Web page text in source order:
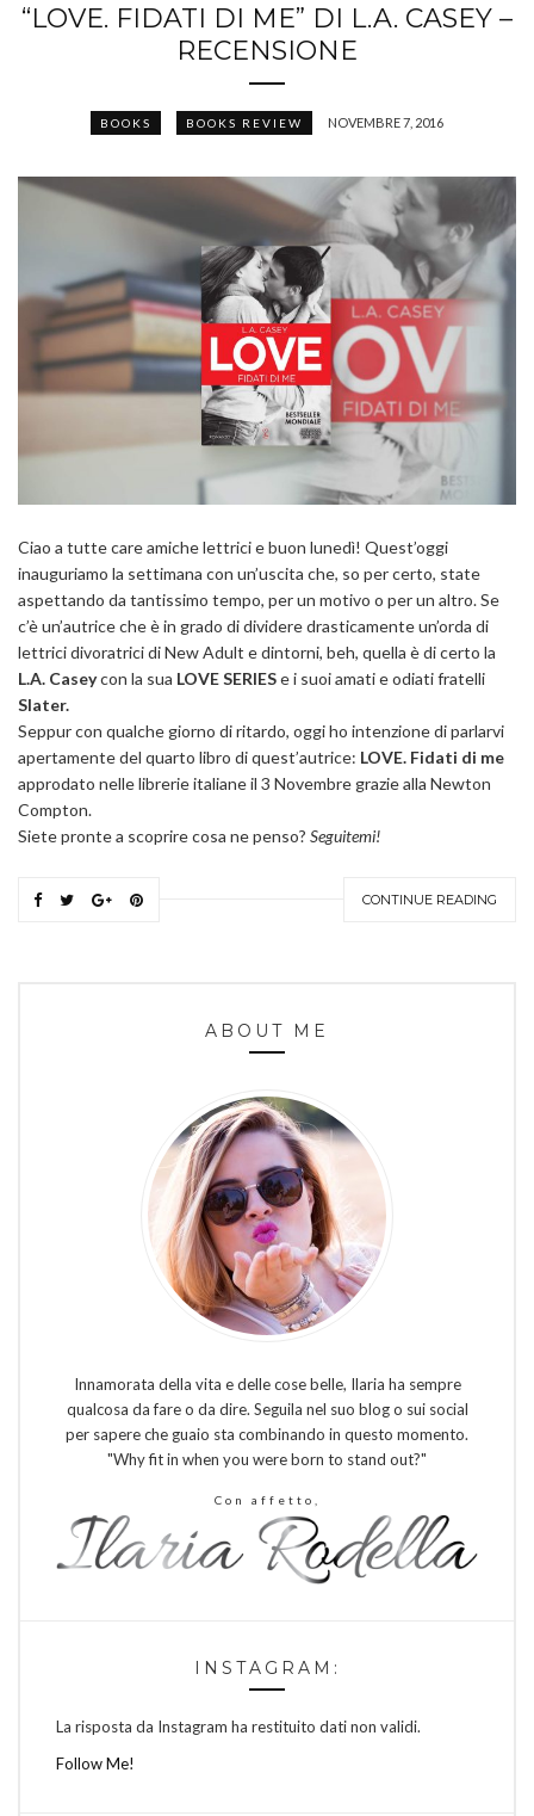
“LOVE. FIDATI DI ME” DI L.A. CASEY –
RECENSIONE
BOOKS BOOKS REVIEW NOVEMBRE 7, 2016
Ciao a tutte care amiche lettrici e buon lunedì! Quest’oggi
inauguriamo la settimana con un’uscita che, so per certo, state
aspettando da tantissimo tempo, per un motivo o per un altro. Se
c’è un’autrice che è in grado di dividere drasticamente un’orda di
lettrici divoratrici di New Adult e dintorni, beh, quella è di certo la
L.A. Caseycon la sua LOVE SERIESe i suoi amati e odiati fratelli
Slater.
Seppur con qualche giorno di ritardo, oggi ho intenzione di parlarvi
apertamente del quarto libro di quest’autrice: LOVE. Fidati di me
approdato nelle librerie italiane il 3 Novembre grazie alla Newton
Compton.
Siete pronte a scoprire cosa ne penso? Seguitemi!
CONTINUE READING
ABOUT ME
Innamorata della vita e delle cose belle, Ilaria ha sempre
qualcosa da fare o da dire. Seguila nel suo blog o sui social
per sapere che guaio sta combinando in questo momento.
"Why fit in when you were born to stand out?"
Con affetto,
INSTAGRAM:
La risposta da Instagram ha restituito dati non validi.
Follow Me!